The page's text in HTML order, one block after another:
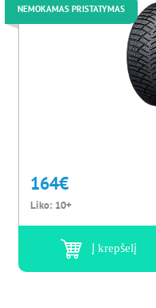
NEMOKAMAS PRISTATYMAS
164€
Liko: 10+
Į krepšelį